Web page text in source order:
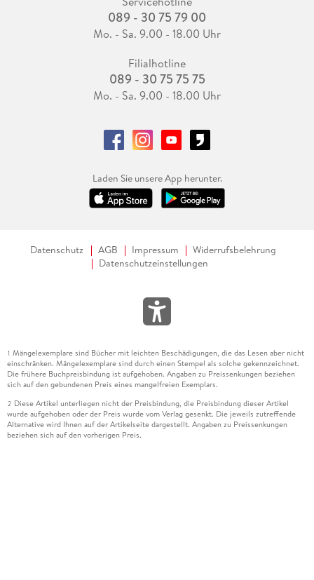
089 - 30 75 79 00
Mo. - Sa. 9.00 - 18.00 Uhr
Filialhotline
089 - 30 75 75 75
Mo. - Sa. 9.00 - 18.00 Uhr
Laden Sie unsere App herunter.
Datenschutz AGB Impressum
Widerrufsbelehrung
Datenschutzeinstellungen
1 Mängelexemplare sind Bücher mit leichten Beschädigungen, die das Lesen aber nicht
einschränken. Mängelexemplare sind durch einen Stempel als solche gekennzeichnet.
Die frühere Buchpreisbindung ist aufgehoben. Angaben zu Preissenkungen beziehen
sich auf den gebundenen Preis eines mangelfreien Exemplars.
2 Diese Artikel unterliegen nicht der Preisbindung, die Preisbindung dieser Artikel
wurde aufgehoben oder der Preis wurde vom Verlag gesenkt. Die jeweils zutreffende
Alternative wird Ihnen auf der Artikelseite dargestellt. Angaben zu Preissenkungen
beziehen sich auf den vorherigen Preis.